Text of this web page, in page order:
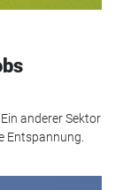
anderer Sektor
Entspannung.